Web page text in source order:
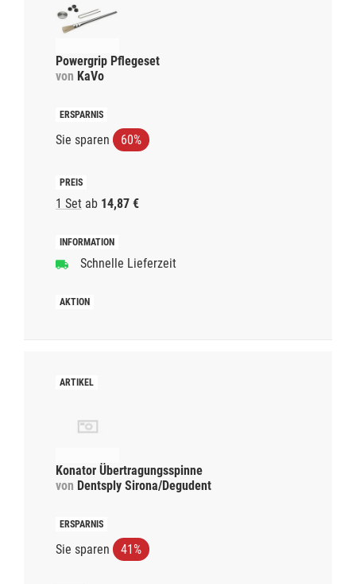
Powergrip Pflegeset
von KaVo
Sie sparen 60%
1 Set ab 14,87 €
Schnelle Lieferzeit
Konator Übertragungsspinne
von Dentsply Sirona/Degudent
Sie sparen 41%